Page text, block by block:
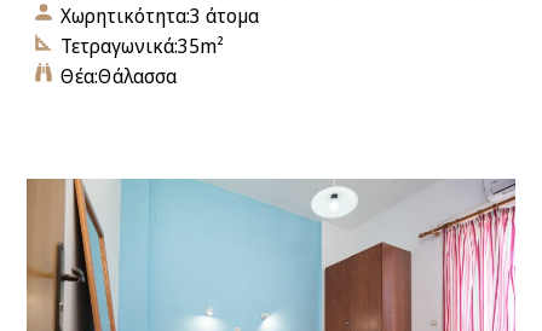
Χωρητικότητα:3 άτομα
Τετραγωνικά:35m²
Θέα:Θάλασσα